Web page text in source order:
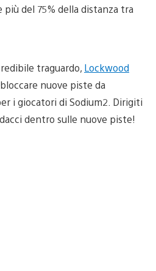
del 75% della distanza tra
traguardo, Lockwood
nuove piste da
i giocatori di Sodium2. Dirigiti
dentro sulle nuove piste!